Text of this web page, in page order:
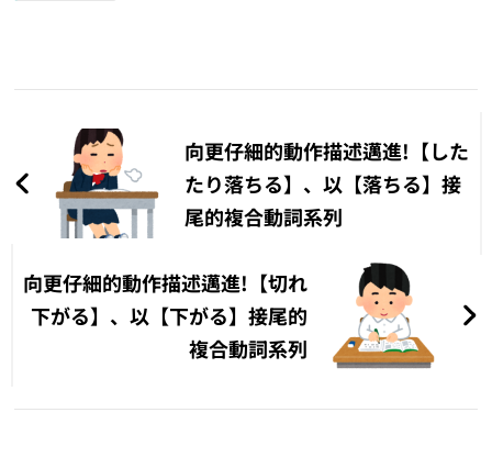
導
向更仔細的動作描述邁進!【した
たり落ちる】、以【落ちる】接
尾的複合動詞系列
向更仔細的動作描述邁進!【切れ
下がる】、以【下がる】接尾的
複合動詞系列